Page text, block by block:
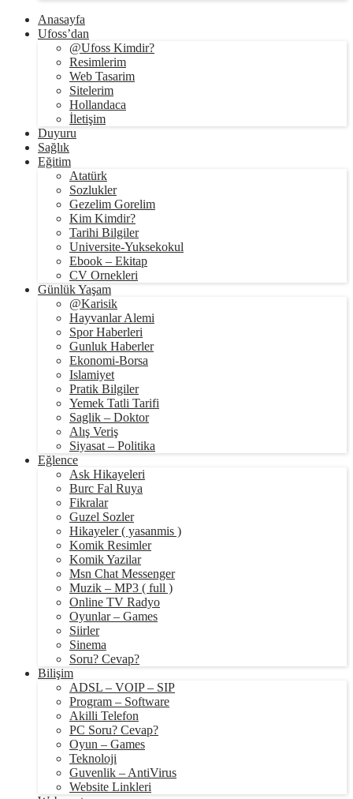
Anasayfa
Ufoss’dan
@Ufoss Kimdir?
Resimlerim
Web Tasarim
Sitelerim
Hollandaca
İletişim
Duyuru
Sağlık
Eğitim
Atatürk
Sozlukler
Gezelim Gorelim
Kim Kimdir?
Tarihi Bilgiler
Universite-Yuksekokul
Ebook – Ekitap
CV Ornekleri
Günlük Yaşam
@Karisik
Hayvanlar Alemi
Spor Haberleri
Gunluk Haberler
Ekonomi-Borsa
Islamiyet
Pratik Bilgiler
Yemek Tatli Tarifi
Saglik – Doktor
Alış Veriş
Siyasat – Politika
Eğlence
Ask Hikayeleri
Burc Fal Ruya
Fikralar
Guzel Sozler
Hikayeler ( yasanmis )
Komik Resimler
Komik Yazilar
Msn Chat Messenger
Muzik – MP3 ( full )
Online TV Radyo
Oyunlar – Games
Siirler
Sinema
Soru? Cevap?
Bilişim
ADSL – VOIP – SIP
Program – Software
Akilli Telefon
PC Soru? Cevap?
Oyun – Games
Teknoloji
Guvenlik – AntiVirus
Website Linkleri